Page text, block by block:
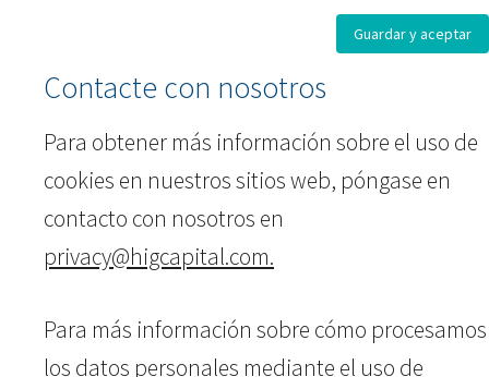
Guardar y aceptar
Contacte con nosotros
Para obtener más información sobre el uso de
cookies en nuestros sitios web, póngase en
contacto con nosotros en
privacy@higcapital.com.
Para más información sobre cómo procesamos
los datos personales mediante el uso de